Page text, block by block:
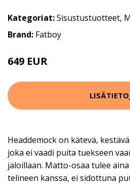
Kategoriat:Sisustustuotteet,
Brand: Fatboy
649 EUR
Headdemock on kätevä,
joka ei vaadi puita tuekseen
jaloillaan. Matto-osaa tulee
telineen kanssa, ei sidottuna